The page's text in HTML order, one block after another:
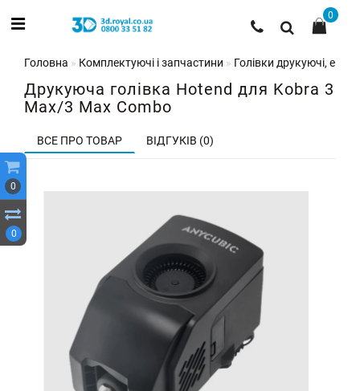
0
0
0
Головна Комплектуючі і запчастини Голівки друкуючі,
Друкуюча голівка Hotend для Kobra 3
Max/3 Max Combo
ВСЕ ПРО ТОВАР ВІДГУКІВ (0)